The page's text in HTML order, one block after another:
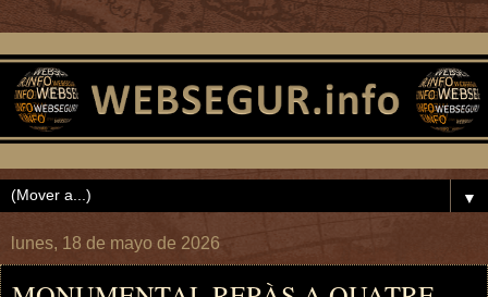
▼
lunes, 18 de mayo de 2026